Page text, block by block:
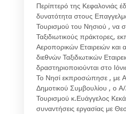
Περίπτερό της Κεφαλονιάς
δυνατότητα στους
Τουρισμού του Νησιού , να
Ταξιδιωτικούς πράκτορες,
Αεροπορικών Εταιρειών και
διεθνών Ταξιδιωτικών
δραστηριοποιούνται στο
Το Νησί εκπροσώπησε , με
Δημοτικού Συμβουλίου , ο
Τουρισμού κ.Ευάγγελος
συναντήσεις εργασίας με